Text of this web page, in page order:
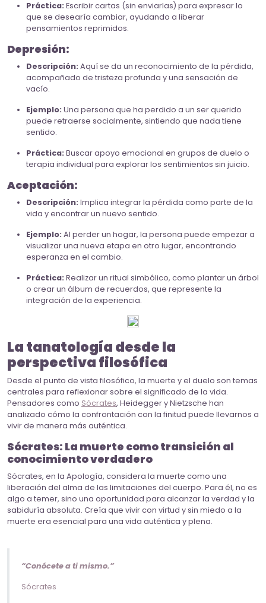
Práctica: Escribir cartas (sin enviarlas) para expresar lo
que se desearía cambiar, ayudando a liberar
pensamientos reprimidos.
Depresión:
Descripción: Aquí se da un reconocimiento de la pérdida,
acompañado de tristeza profunda y una sensación de
vacío.
Ejemplo: Una persona que ha perdido a un ser querido
puede retraerse socialmente, sintiendo que nada tiene
sentido.
Práctica: Buscar apoyo emocional en grupos de duelo o
terapia individual para explorar los sentimientos sin juicio.
Aceptación:
Descripción: Implica integrar la pérdida como parte de la
vida y encontrar un nuevo sentido.
Ejemplo: Al perder un hogar, la persona puede empezar a
visualizar una nueva etapa en otro lugar, encontrando
esperanza en el cambio.
Práctica: Realizar un ritual simbólico, como plantar un árbol
o crear un álbum de recuerdos, que represente la
integración de la experiencia.
La tanatología desde la
perspectiva filosófica
Desde el punto de vista filosófico, la muerte y el duelo son temas
centrales para reflexionar sobre el significado de la vida.
Pensadores como Sócrates, Heidegger y Nietzsche han
analizado cómo la confrontación con la finitud puede llevarnos a
vivir de manera más auténtica.
Sócrates: La muerte como transición al
conocimiento verdadero
Sócrates, en la Apología, considera la muerte como una
liberación del alma de las limitaciones del cuerpo. Para él, no es
algo a temer, sino una oportunidad para alcanzar la verdad y la
sabiduría absoluta. Creía que vivir con virtud y sin miedo a la
muerte era esencial para una vida auténtica y plena.
“Conócete a ti mismo.”
Sócrates